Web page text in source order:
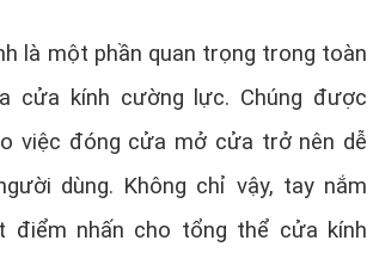
là một phần quan trọng trong toàn
cửa kính cường lực. Chúng được
việc đóng cửa mở cửa trở nên dễ
dùng. Không chỉ vậy, tay nắm
điểm nhấn cho tổng thể cửa kính